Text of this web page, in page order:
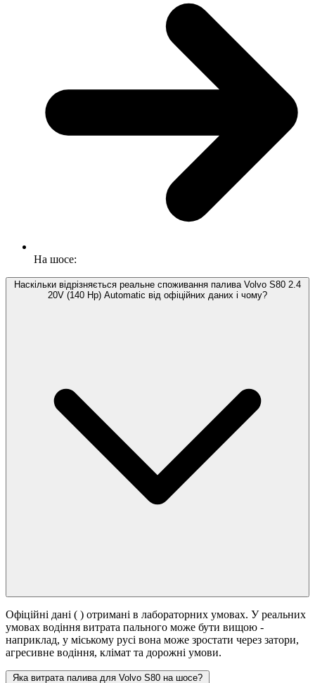
На шосе:
Наскільки відрізняється реальне споживання палива Volvo S80 2.4
20V (140 Hp) Automatic від офіційних даних і чому?
Офіційні дані ( ) отримані в лабораторних умовах. У реальних
умовах водіння витрата пального може бути вищою -
наприклад, у міському русі вона може зростати через затори,
агресивне водіння, клімат та дорожні умови.
Яка витрата палива для Volvo S80 на шосе?